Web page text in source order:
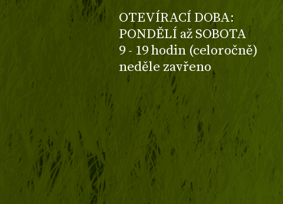
OTEVÍRACÍ DOBA:
PONDĚLÍ až SOBOTA
9 - 19 hodin (celoročně)
neděle zavřeno